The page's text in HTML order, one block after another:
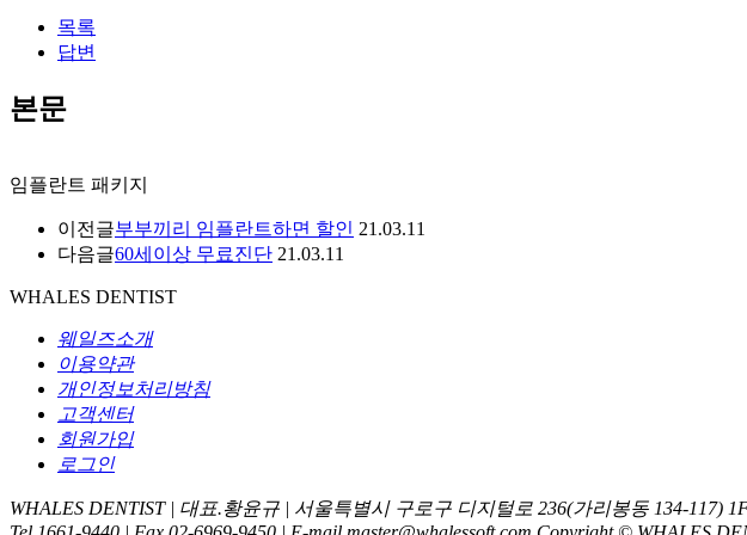
목록
답변
본문
임플란트 패키지
이전글부부끼리 임플란트하면 할인 21.03.11
다음글60세이상 무료진단 21.03.11
WHALES DENTIST
웨일즈소개
이용약관
개인정보처리방침
고객센터
회원가입
로그인
WHALES DENTIST | 대표.황윤규 | 서울특별시 구로구 디지털로 236(가리봉동 134-117)